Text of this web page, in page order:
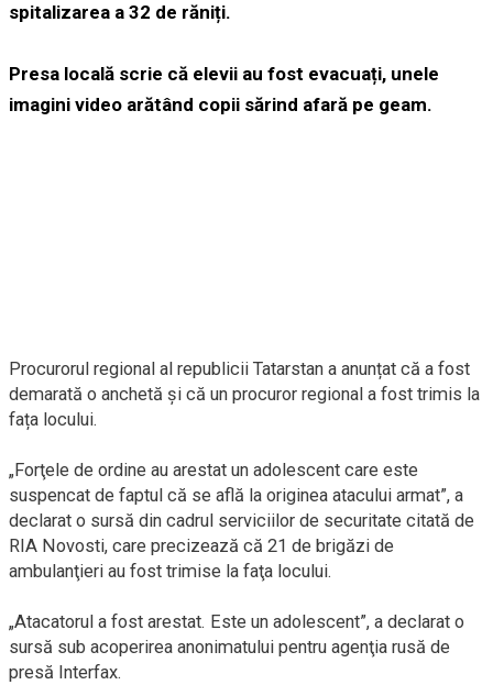
spitalizarea a 32 de răniți.
Presa locală scrie că elevii au fost evacuați, unele
imagini video arătând copii sărind afară pe geam.
Procurorul regional al republicii Tatarstan a anunțat că a fost
demarată o anchetă și că un procuror regional a fost trimis la
fața locului.
„Forţele de ordine au arestat un adolescent care este
suspencat de faptul că se află la originea atacului armat”, a
declarat o sursă din cadrul serviciilor de securitate citată de
RIA Novosti, care precizează că 21 de brigăzi de
ambulanţieri au fost trimise la faţa locului.
„Atacatorul a fost arestat. Este un adolescent”, a declarat o
sursă sub acoperirea anonimatului pentru agenţia rusă de
presă Interfax.